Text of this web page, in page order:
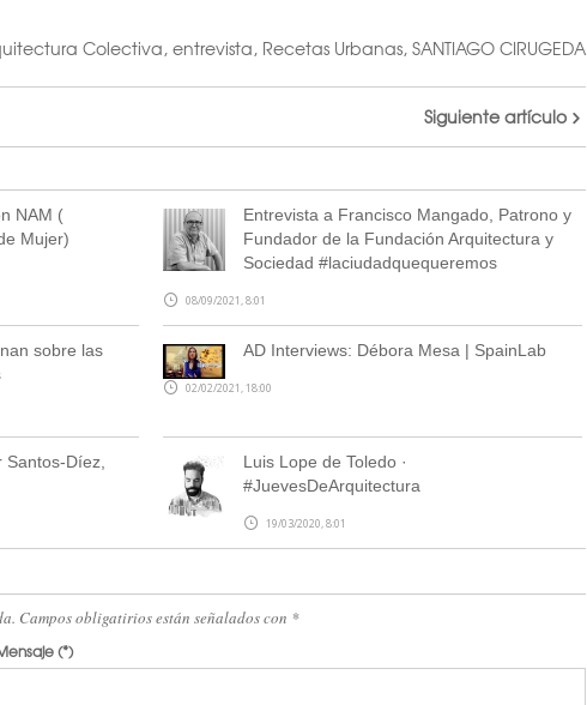
Colectiva, entrevista, Recetas Urbanas, SANTIAGO CIRUGEDA
Siguiente artículo
NAM (
Mujer)
Entrevista a Francisco Mangado, Patrono y
Fundador de la Fundación Arquitectura y
Sociedad #laciudadquequeremos
08/09/2021, 8:01
sobre las
AD Interviews: Débora Mesa | SpainLab
02/02/2021, 18:00
Díez,
Luis Lope de Toledo ·
#JuevesDeArquitectura
19/03/2020, 8:01
Campos obligatirios están señalados con *
(*)